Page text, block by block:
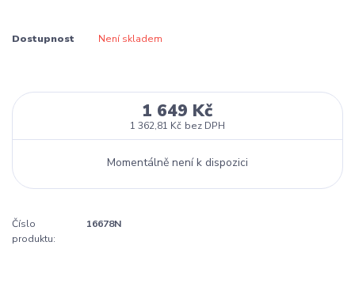
Dostupnost Není skladem
1 649 Kč
1 362,81 Kč bez DPH
Momentálně není k dispozici
Číslo
produktu:
16678N